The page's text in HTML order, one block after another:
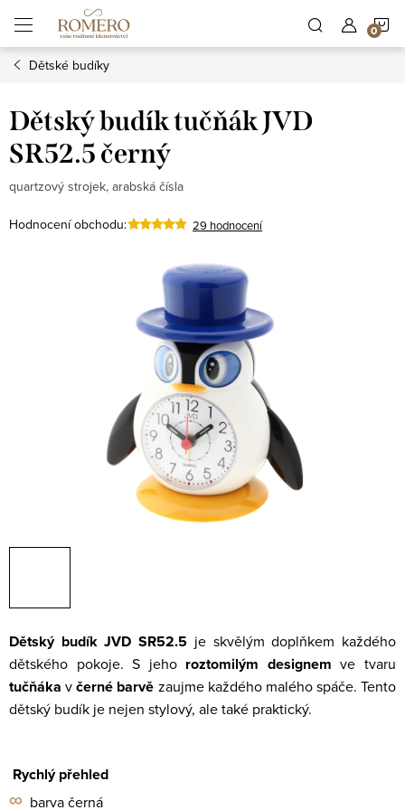
obsah
Dětské budíky
Dětský budík tučňák JVD
SR52.5 černý
quartzový strojek, arabská čísla
Hodnocení obchodu: 29 hodnocení
Dětský budík JVD SR52.5 je skvělým doplňkem každého
dětského pokoje. S jeho roztomilým designem ve tvaru
tučňákavčerné barvě zaujme každého malého spáče. Tento
dětský budík je nejen stylový, ale také praktický.
Rychlý přehled
∞ barva černá